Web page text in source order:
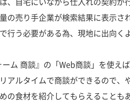
の売り手企業が検索結果に表示
行う必要がある為、現地に出向
ム 商談』の「Web商談」を使え
アルタイムで商談ができるので
の食材を紹介してもらえることも